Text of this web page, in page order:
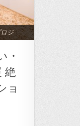
ジ
・
絶
ョ